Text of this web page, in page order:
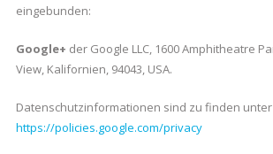
eingebunden:
Google+ der Google LLC, 1600 Amphitheatre
View, Kalifornien, 94043, USA.
Datenschutzinformationen sind zu finden unter
https://policies.google.com/privacy